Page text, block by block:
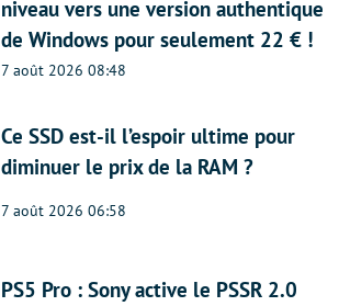
niveau vers une version authentique
de Windows pour seulement 22 € !
7 août 2026 08:48
Ce SSD est-il l’espoir ultime pour
diminuer le prix de la RAM ?
7 août 2026 06:58
PS5 Pro : Sony active le PSSR 2.0